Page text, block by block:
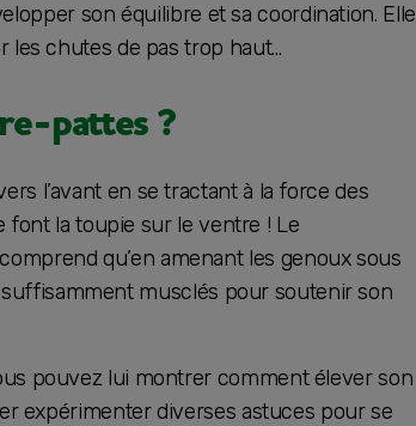
son équilibre et sa coordination. Elle
les chutes de pas trop haut…
pattes ?
l’avant en se tractant à la force des
font la toupie sur le ventre ! Le
qu’en amenant les genoux sous
suffisamment musclés pour soutenir son
pouvez lui montrer comment élever son
expérimenter diverses astuces pour se